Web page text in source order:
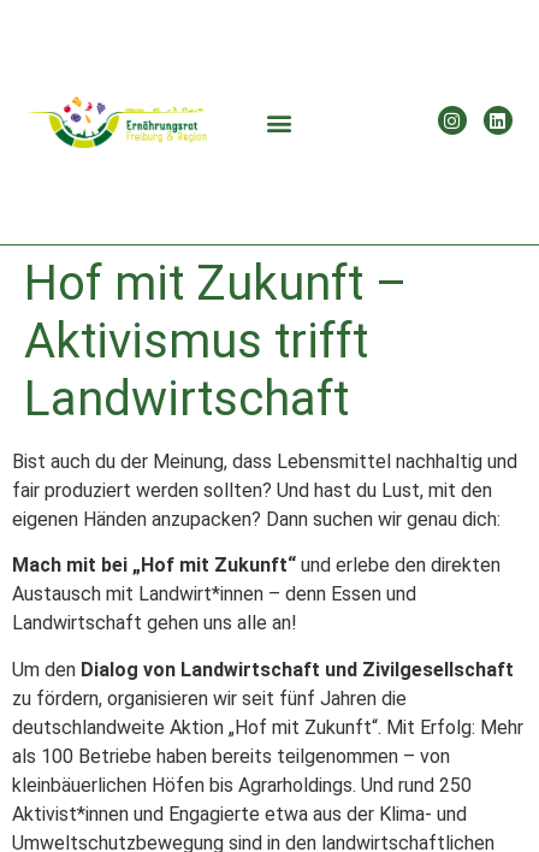
Hof mit Zukunft –
Aktivismus trifft
Landwirtschaft
Bist auch du der Meinung, dass Lebensmittel nachhaltig und
fair produziert werden sollten? Und hast du Lust, mit den
eigenen Händen anzupacken? Dann suchen wir genau dich:
Mach mit bei „Hof mit Zukunft“ und erlebe den direkten
Austausch mit Landwirt*innen – denn Essen und
Landwirtschaft gehen uns alle an!
Um den Dialog von Landwirtschaft und Zivilgesellschaft
zu fördern, organisieren wir seit fünf Jahren die
deutschlandweite Aktion „Hof mit Zukunft“. Mit Erfolg: Mehr
als 100 Betriebe haben bereits teilgenommen – von
kleinbäuerlichen Höfen bis Agrarholdings. Und rund 250
Aktivist*innen und Engagierte etwa aus der Klima- und
Umweltschutzbewegung sind in den landwirtschaftlichen